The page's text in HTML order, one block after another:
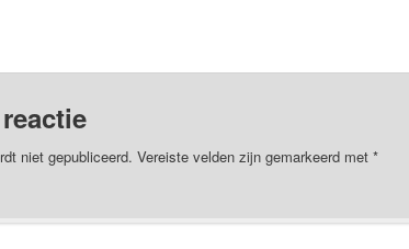
niet gepubliceerd. Vereiste velden zijn gemarkeerd met *